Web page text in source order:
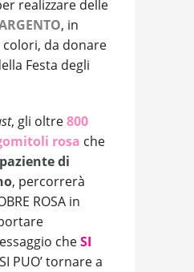
realizzare delle
, in
da donare
Festa degli
, gli oltre800
rosa che
di
, percorrerà
ROSA in
cheSI
PUO’ tornare a